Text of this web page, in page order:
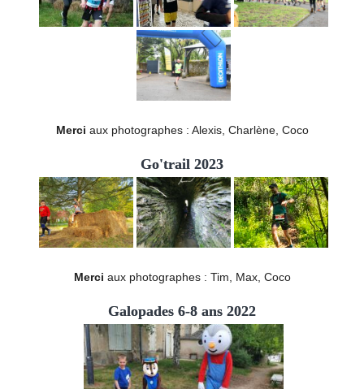
Merci aux photographes : Alexis, Charlène, Coco
Go'trail 2023
Merci aux photographes : Tim, Max, Coco
Galopades 6-8 ans 2022